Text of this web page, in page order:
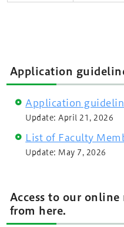
Application
Application
Update: April 21, 2026
List of Faculty
Update: May 7, 2026
Access to our
from here.